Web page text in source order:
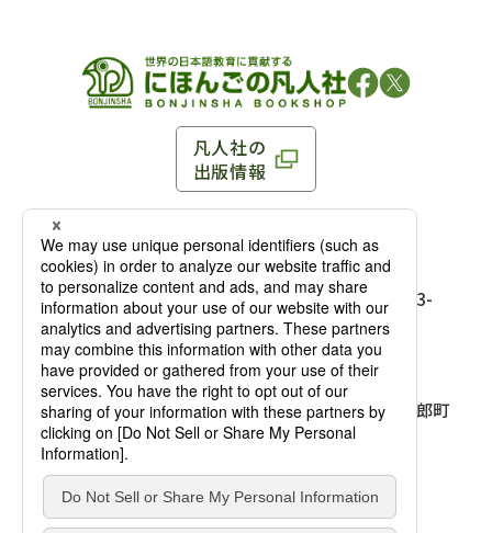
凡人社の
出版情報
〒102-0093 東京都千代田区平河町 1-3-13 8F
TEL：03-3263-3959／FAX：03-3263-3116
麹町店
〒102-0093 東京都千代田区平河町1-3-
13 8F［アクセス］
TEL：03-3239-8673／FAX：03-3263-
3116
大阪店
〒541-0056 大阪府大阪市中央区久太郎町
4-2-10
大西ビルディング 1階［
TEL：06-4256-2684／FAX：03-6733-
7887